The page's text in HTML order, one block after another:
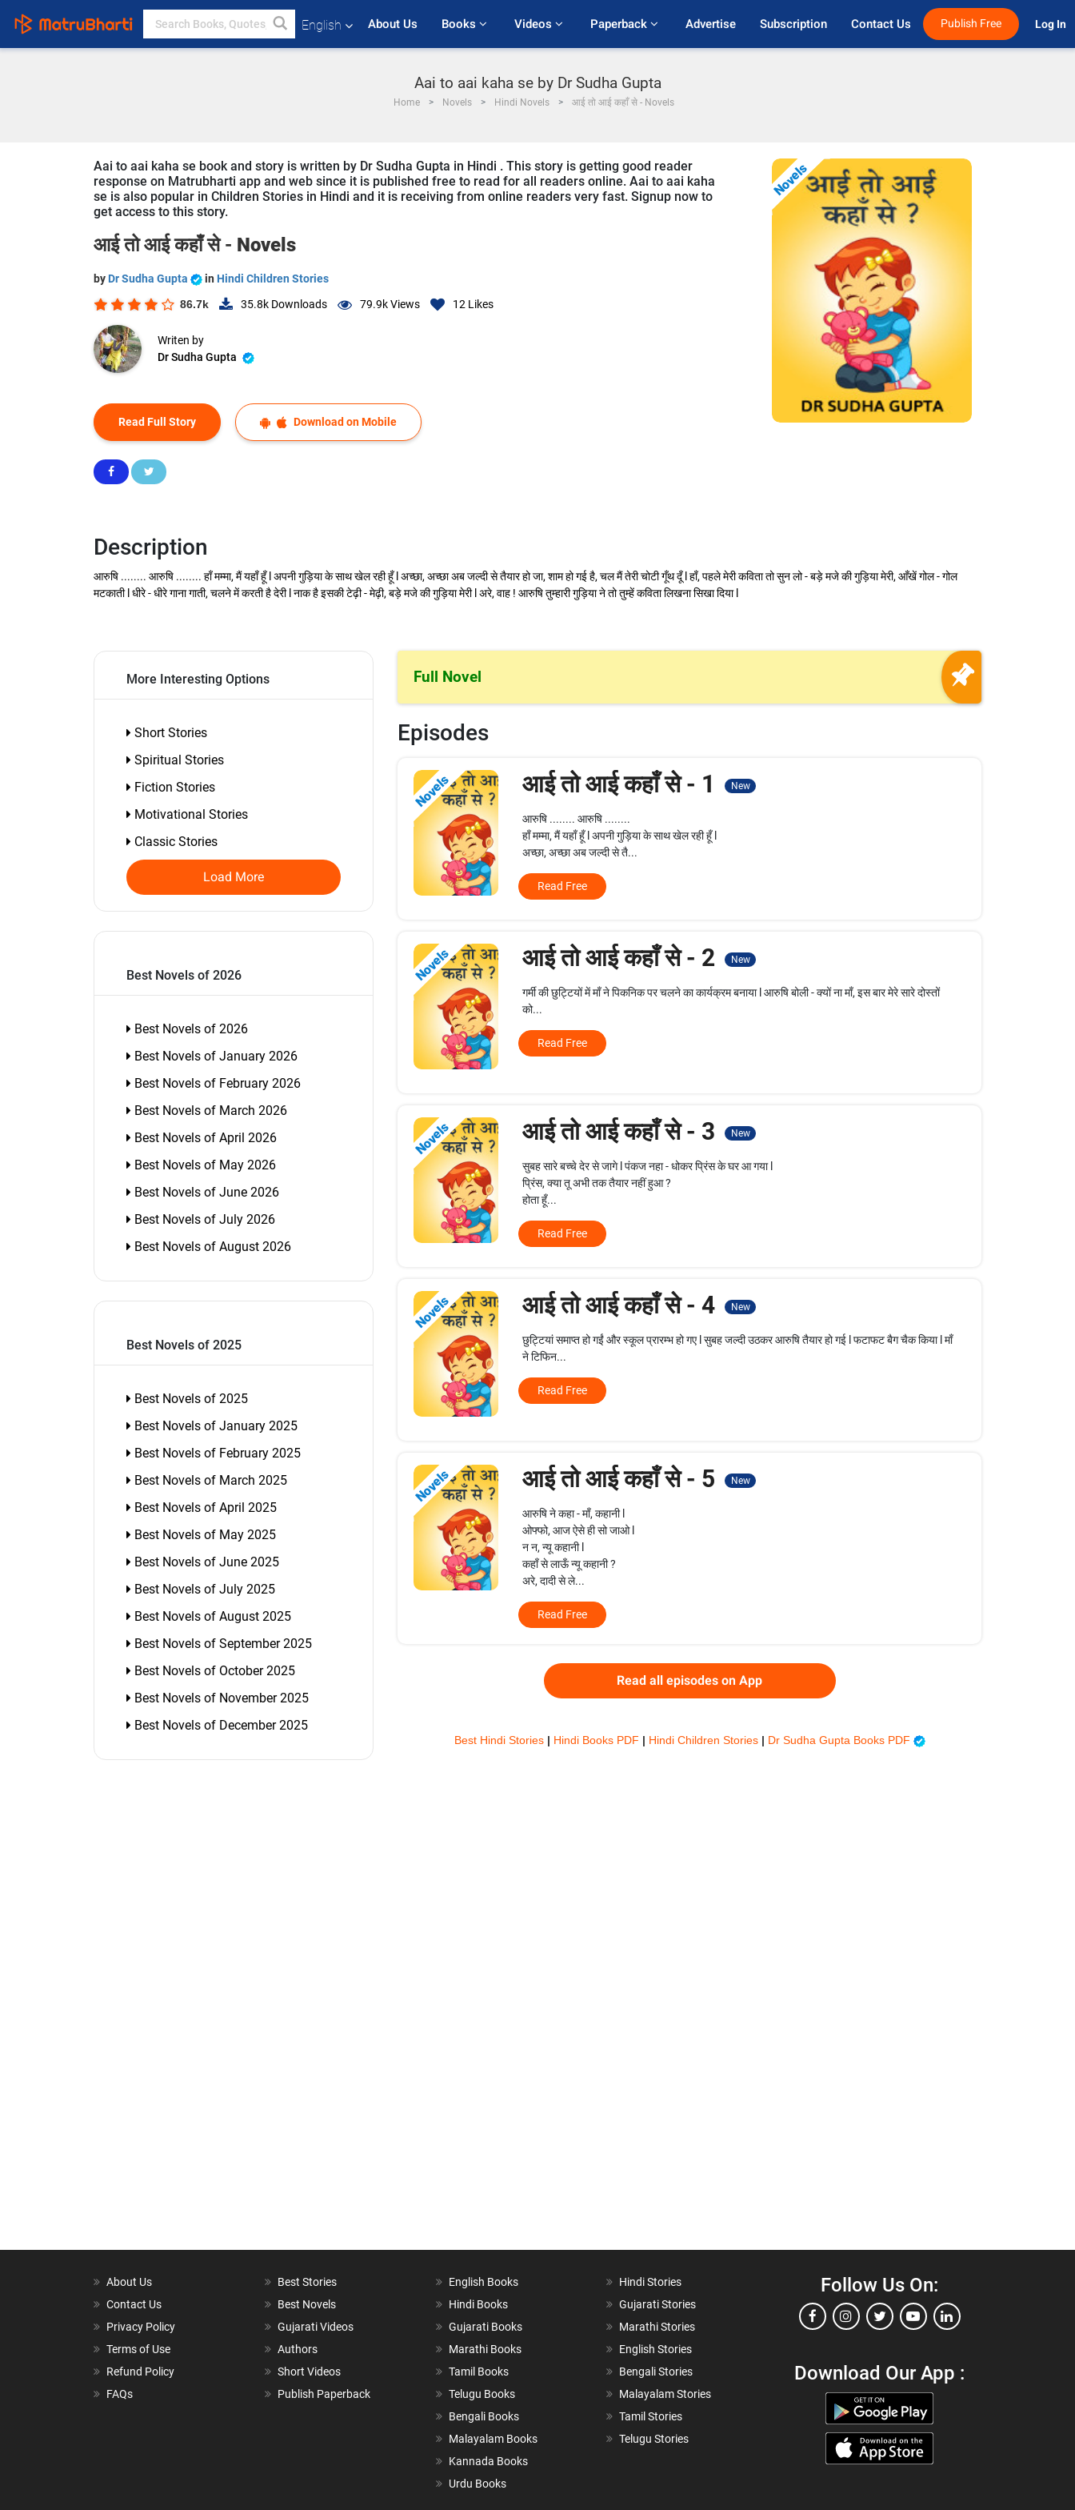
English About Us Books Videos Paperback Advertise Subscription Contact Us Publish Free Log In
Aai to aai kaha se by Dr Sudha Gupta
Home Novels Hindi Novels आई तो आई कहाँ से - Novels
Aai to aai kaha se book and story is written by Dr Sudha Gupta in Hindi . This story is getting good reader
response on Matrubharti app and web since it is published free to read for all readers online. Aai to aai kaha
se is also popular in Children Stories in Hindi and it is receiving from online readers very fast. Signup now to
get access to this story.
आई तो आई कहाँ से - Novels
by Dr Sudha Gupta in Hindi Children Stories
86.7k 35.8k Downloads 79.9kViews 12 Likes
Writen by
Dr Sudha Gupta
Read Full Story Download on Mobile
Novels
Description
आरुषि ........ आरुषि ........ हाँ मम्मा, मैं यहाँ हूँ l अपनी गुड़िया के साथ खेल रही हूँ l अच्छा, अच्छा अब जल्दी से तैयार हो जा, शाम हो गई है, चल मैं तेरी चोटी गूँथ दूँ l हाँ, पहले मेरी कविता तो सुन लो - बड़े मजे की गुड़िया मेरी, आँखें गोल - गोल
मटकाती l धीरे - धीरे गाना गाती, चलने में करती है देरी l नाक है इसकी टेढ़ी - मेढ़ी, बड़े मजे की गुड़िया मेरी l अरे, वाह ! आरुषि तुम्हारी गुड़िया ने तो तुम्हें कविता लिखना सिखा दिया l
More Interesting Options
Short Stories
Spiritual Stories
Fiction Stories
Motivational Stories
Classic Stories
Load More
Best Novels of 2026
Best Novels of 2026
Best Novels of January 2026
Best Novels of February 2026
Best Novels of March 2026
Best Novels of April 2026
Best Novels of May 2026
Best Novels of June 2026
Best Novels of July 2026
Best Novels of August 2026
Best Novels of 2025
Best Novels of 2025
Best Novels of January 2025
Best Novels of February 2025
Best Novels of March 2025
Best Novels of April 2025
Best Novels of May 2025
Best Novels of June 2025
Best Novels of July 2025
Best Novels of August 2025
Best Novels of September 2025
Best Novels of October 2025
Best Novels of November 2025
Best Novels of December 2025
Full Novel
Episodes
Novels आई तो आई कहाँ से - 1 New
आरुषि ........ आरुषि ........
हाँ मम्मा, मैं यहाँ हूँ l अपनी गुड़िया के साथ खेल रही हूँ l
अच्छा, अच्छा अब जल्दी से तै...
Read Free
Novels आई तो आई कहाँ से - 2 New
गर्मी की छुट्टियों में माँ ने पिकनिक पर चलने का कार्यक्रम बनाया l आरुषि बोली - क्यों ना माँ, इस बार मेरे सारे दोस्तों
को...
Read Free
Novels आई तो आई कहाँ से - 3 New
सुबह सारे बच्चे देर से जागे l पंकज नहा - धोकर प्रिंस के घर आ गया l
प्रिंस, क्या तू अभी तक तैयार नहीं हुआ ?
होता हूँ...
Read Free
Novels आई तो आई कहाँ से - 4 New
छुट्टियां समाप्त हो गईं और स्कूल प्रारम्भ हो गए l सुबह जल्दी उठकर आरुषि तैयार हो गई l फटाफट बैग चैक किया l माँ
ने टिफिन...
Read Free
Novels आई तो आई कहाँ से - 5 New
आरुषि ने कहा - माँ, कहानी l
ओफ्फो, आज ऐसे ही सो जाओ l
न न, न्यू कहानी l
कहाँ से लाऊँ न्यू कहानी ?
अरे, दादी से ले...
Read Free
Read all episodes on App
Best Hindi Stories | Hindi Books PDF | Hindi Children Stories | Dr Sudha Gupta Books PDF
About Us
Contact Us
Privacy Policy
Terms of Use
Refund Policy
FAQs
Best Stories
Best Novels
Gujarati Videos
Authors
Short Videos
Publish Paperback
English Books
Hindi Books
Gujarati Books
Marathi Books
Tamil Books
Telugu Books
Bengali Books
Malayalam Books
Kannada Books
Urdu Books
Hindi Stories
Gujarati Stories
Marathi Stories
English Stories
Bengali Stories
Malayalam Stories
Tamil Stories
Telugu Stories
Follow Us On:
Download Our App :